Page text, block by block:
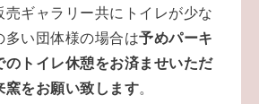
売ギャラリー共にトイレが少な
多い団体様の場合は予めパーキ
のトイレ休憩をお済ませいただ
窯をお願い致します。